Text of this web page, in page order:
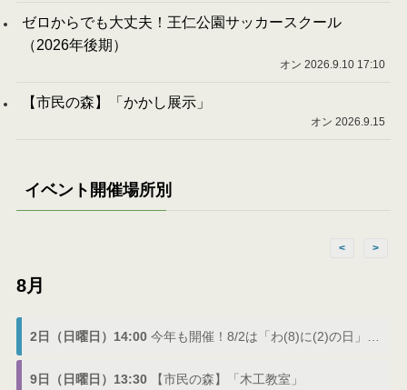
ゼロからでも大丈夫！王仁公園サッカースクール
（2026年後期）
オン 2026.9.10 17:10
【市民の森】「かかし展示」
オン 2026.9.15
イベント開催場所別
< >
8月
2日（日曜日）14:00 今年も開催！8/2は「わ(8)に(2)の日」でわにフェス
9日（日曜日）13:30 【市民の森】「木工教室」